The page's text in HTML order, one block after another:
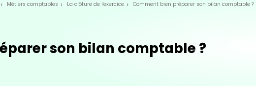
Métiers comptables La clôture de l'exercice Comment bien préparer son bilan comptable ?
son bilan comptable ?